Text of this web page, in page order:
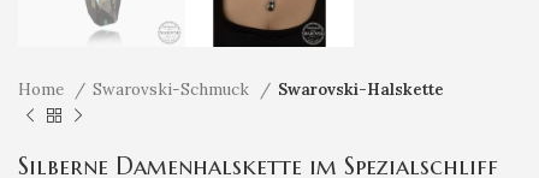
Home Swarovski-Schmuck Swarovski-Halskette
Silberne Damenhalskette im Spezialschliff